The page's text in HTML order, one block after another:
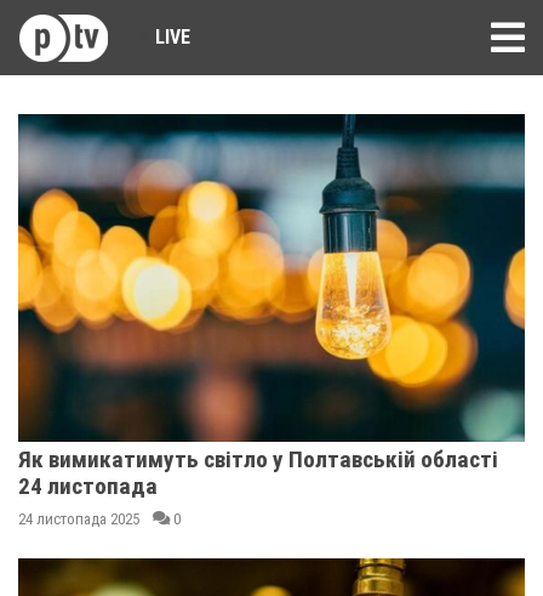
LIVE
Як вимикатимуть світло у Полтавській області
24 листопада
24 листопада 2025 0